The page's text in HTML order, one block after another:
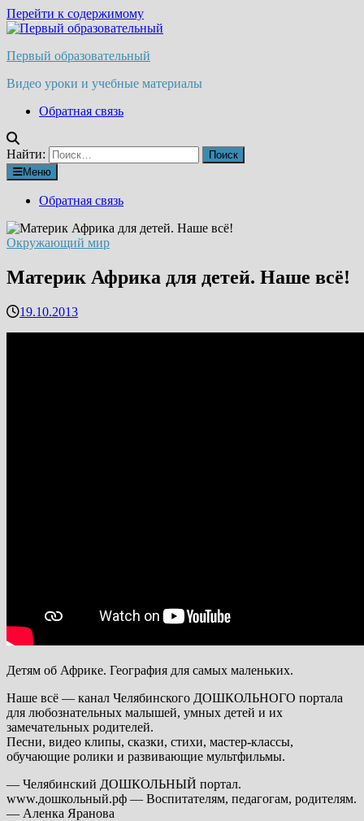
Перейти к содержимому
Первый образовательный
Видео уроки и учебные материалы
Обратная связь
Найти:
Меню
Обратная связь
Окружающий мир
Материк Африка для детей. Наше всё!
19.10.2013
Детям об Африке. География для самых маленьких.
Наше всё — канал Челябинского ДОШКОЛЬНОГО портала
для любознательных малышей, умных детей и их
замечательных родителей.
Песни, видео клипы, сказки, стихи, мастер-классы,
обучающие ролики и развивающие мультфильмы.
— Челябинский ДОШКОЛЬНЫЙ портал.
www.дошкольный.рф — Воспитателям, педагогам, родителям.
— Аленка Яранова